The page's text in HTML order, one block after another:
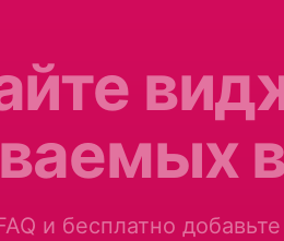
и бесплатно